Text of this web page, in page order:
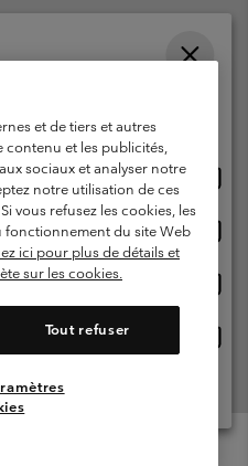
›| français ›
Garantie
voor lidmaatschap
inhoud
Impressum
et de tiers et autres
et les publicités,
sociaux et analyser notre
notre utilisation de ces
vous refusez les cookies, les
fonctionnement du site Web
ici pour plus de détails et
sur les cookies.
Tout refuser
beschikbaar
Bekijken